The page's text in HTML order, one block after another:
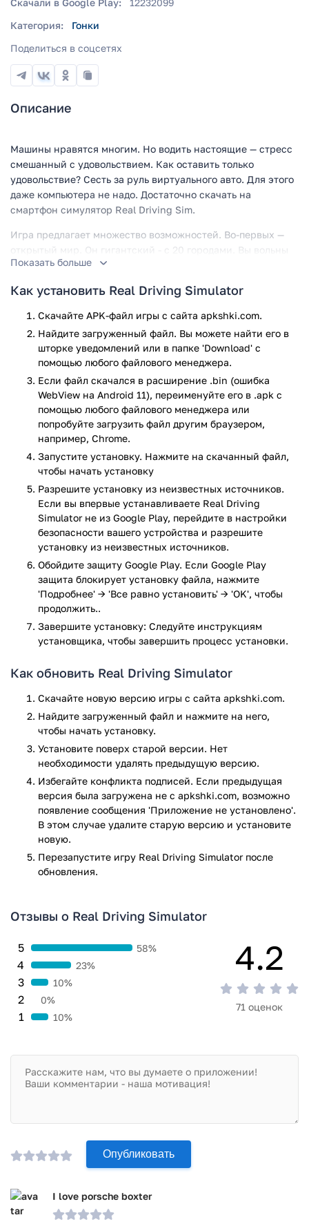
Скачали в Google Play:
12232099
Категория:
Гонки
Поделиться в соцсетях
Описание
Машины нравятся многим. Но водить настоящие — стресс
смешанный с удовольствием. Как оставить только
удовольствие? Сесть за руль виртуального авто. Для этого
даже компьютера не надо. Достаточно скачать на
смартфон симулятор Real Driving Sim.
Игра предлагает множество возможностей. Во-первых —
открытый мир. Он гигантский - с 20 городами. Вы вольны
ехать куда угодно. Путешествуйте сколько хотите. Во-
Пожалуйста. Седан или кроссовер? Нет проблем.
Суперкары тоже найдутся. Приятный бонус: создатели
детально проработали салоны. Плюс моторы звучат
реалистично (особенно при понижении передач).
Нравится быть одиночкой? Добро пожаловать в режим
карьеры. Здесь все зависит от вас. Также доступны
многопользовательские заезды. Можно соревноваться с
друзьями — кто более лучший водитель?
Всегда есть чем заняться. Заданий полно — от банальных
гонок до езды без повреждений (и челленджа на расход
горючего). Кроме того, радует разнообразие трасс.
Имеются городские, шоссейные, горные, равнинные и
пустынные. Дополняют список зимние локации.
Помимо прочего, в Real Driving Sim меняется погода. Легко
попасть под дождь, снег и так далее. Отдельного внимания
заслуживает тюнинг. Давно мечтали улучшить двигатель
или кузов? Приступайте. Соответствующие инструменты в
наличии.
Любите дрэг-рейсинг? Устроить такое не трудно. Что
касается управления, оно традиционное (для игр
руль и кнопки. Коробка передач ручная (с
переключателем Н-образной формы).
Попадать в ДТП не рекомендуется. Тачки ломаются после
аварий (визуально и механически). Ничем хорошим это не
кончится. Другой плюс Real Driving Sim - связь
разработчиков с пользователями.
Создатели гонки завели страницы в популярных
социальных сетях. Зачем? Чтобы делиться новостями и
принимать предложения. Придумали классную функцию?
Мечтаете о новой машине? Их добавят в апдейтах, если
Минус один. Real Driving Sim бесплатная, но с рекламой. И
VirusTotal. В результате проверки по всем последним
сигнатурам заражения файлов не выявлено.
Показать больше
Как установить Real Driving Simulator
Скачайте APK-файл игры с сайта apkshki.com.
Найдите загруженный файл. Вы можете найти его в
шторке уведомлений или в папке 'Download' с
помощью любого файлового менеджера.
Если файл скачался в расширение .bin (ошибка
WebView на Android 11), переименуйте его в .apk с
помощью любого файлового менеджера или
попробуйте загрузить файл другим браузером,
например, Chrome.
Запустите установку. Нажмите на скачанный файл,
чтобы начать установку
Разрешите установку из неизвестных источников.
Если вы впервые устанавливаете Real Driving
Simulator не из Google Play, перейдите в настройки
безопасности вашего устройства и разрешите
установку из неизвестных источников.
Обойдите защиту Google Play. Если Google Play
защита блокирует установку файла, нажмите
'Подробнее' → 'Все равно установить' → 'OK', чтобы
продолжить..
Завершите установку: Следуйте инструкциям
установщика, чтобы завершить процесс установки.
Как обновить Real Driving Simulator
Скачайте новую версию игры с сайта apkshki.com.
Найдите загруженный файл и нажмите на него,
чтобы начать установку.
Установите поверх старой версии. Нет
необходимости удалять предыдущую версию.
Избегайте конфликта подписей. Если предыдущая
версия была загружена не с apkshki.com, возможно
появление сообщения 'Приложение не установлено'.
В этом случае удалите старую версию и установите
новую.
Перезапустите игру Real Driving Simulator после
обновления.
Отзывы о Real Driving Simulator
1 10%
2 0%
3 10%
4 23%
5 58% 4.2
71 оценок
Опубликовать
I love porsche boxter